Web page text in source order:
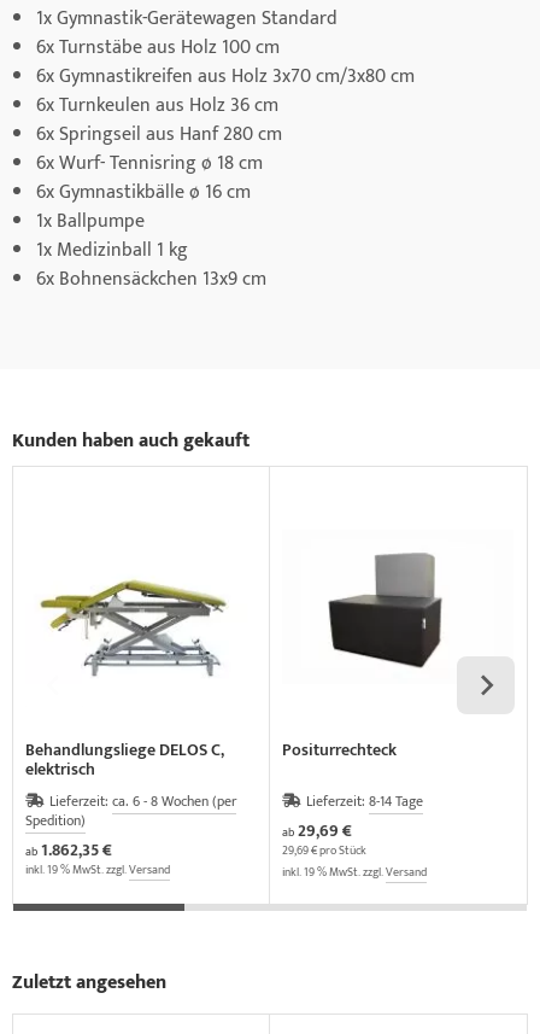
1x Gymnastik-Gerätewagen Standard
6x Turnstäbe aus Holz 100 cm
6x Gymnastikreifen aus Holz 3x70 cm/3x80 cm
6x Turnkeulen aus Holz 36 cm
6x Springseil aus Hanf 280 cm
6x Wurf- Tennisring ø 18 cm
6x Gymnastikbälle ø 16 cm
1x Ballpumpe
1x Medizinball 1 kg
6x Bohnensäckchen 13x9 cm
Kunden haben auch gekauft
Behandlungsliege DELOS C,
elektrisch
Lieferzeit: ca. 6 - 8 Wochen (per
Spedition)
ab1.862,35 €
inkl. 19 % MwSt. zzgl.Versand
Positurrechteck
Lieferzeit: 8-14 Tage
ab29,69 €
29,69 € pro Stück
inkl. 19 % MwSt. zzgl.Versand
Zuletzt angesehen